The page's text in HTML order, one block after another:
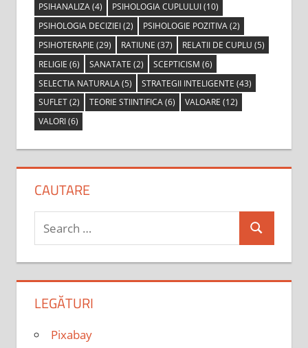
PSIHANALIZA(4) PSIHOLOGIA CUPLULUI(10)
PSIHOLOGIA DECIZIEI(2) PSIHOLOGIE POZITIVA(2)
PSIHOTERAPIE (29) RATIUNE (37) RELATII DE CUPLU (5)
RELIGIE (6) SANATATE (2) SCEPTICISM (6)
SELECTIA NATURALA(5) STRATEGII INTELIGENTE (43)
SUFLET(2) TEORIE STIINTIFICA(6) VALOARE (12)
VALORI(6)
CAUTARE
Search
LEGĂTURI
Pixabay